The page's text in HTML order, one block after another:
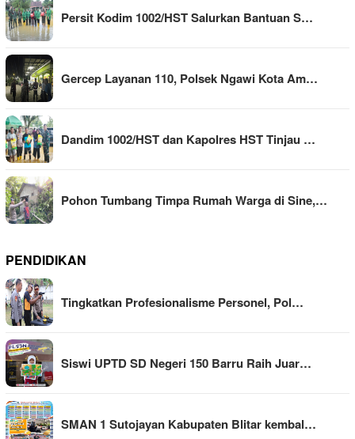
Persit Kodim 1002/HST Salurkan Bantuan S…
Gercep Layanan 110, Polsek Ngawi Kota Am…
Dandim 1002/HST dan Kapolres HST Tinjau …
Pohon Tumbang Timpa Rumah Warga di Sine,…
PENDIDIKAN
Tingkatkan Profesionalisme Personel, Pol…
Siswi UPTD SD Negeri 150 Barru Raih Juar…
SMAN 1 Sutojayan Kabupaten Blitar kembal…